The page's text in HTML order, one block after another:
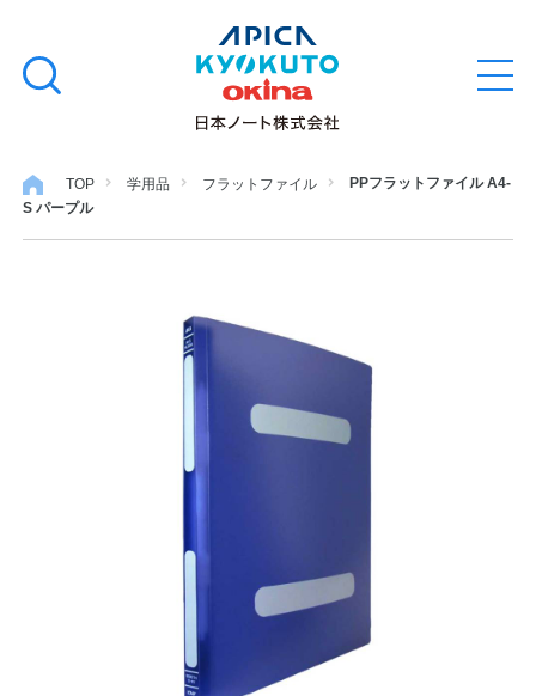
文
キ
ッ
開
検
る
ノート・メモ
ファイル・バインダー
日用・事務用品
探求・自主学習のすすめ
工場フォトツアー
TOP 学用品 フラットファイル
PPフラットファイル A4-
S パープル